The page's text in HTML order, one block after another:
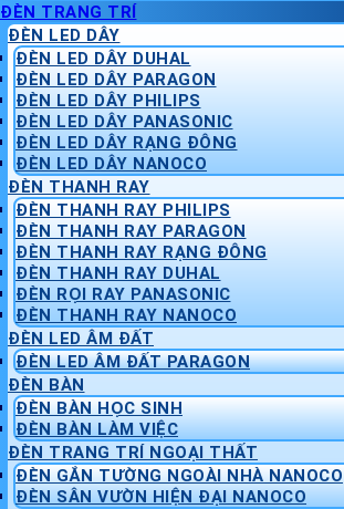
ĐÈN TRANG TRÍ
ĐÈN LED DÂY
ĐÈN LED DÂY DUHAL
ĐÈN LED DÂY PARAGON
ĐÈN LED DÂY PHILIPS
ĐÈN LED DÂY PANASONIC
ĐÈN LED DÂY RẠNG ĐÔNG
ĐÈN LED DÂY NANOCO
ĐÈN THANH RAY
ĐÈN THANH RAY PHILIPS
ĐÈN THANH RAY PARAGON
ĐÈN THANH RAY RẠNG ĐÔNG
ĐÈN THANH RAY DUHAL
ĐÈN RỌI RAY PANASONIC
ĐÈN THANH RAY NANOCO
ĐÈN LED ÂM ĐẤT
ĐÈN LED ÂM ĐẤT PARAGON
ĐÈN BÀN
ĐÈN BÀN HỌC SINH
ĐÈN BÀN LÀM VIỆC
ĐÈN TRANG TRÍ NGOẠI THẤT
ĐÈN GẮN TƯỜNG NGOÀI NHÀ NANOCO
ĐÈN SÂN VƯỜN HIỆN ĐẠI NANOCO